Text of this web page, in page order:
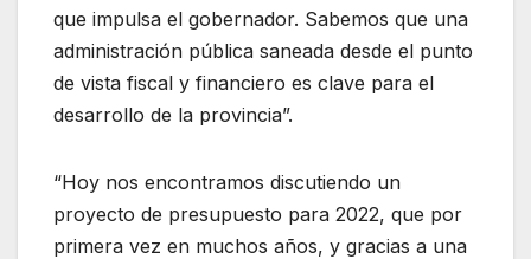
que impulsa el gobernador. Sabemos que una
administración pública saneada desde el punto
de vista fiscal y financiero es clave para el
desarrollo de la provincia”.
“Hoy nos encontramos discutiendo un
proyecto de presupuesto para 2022, que por
primera vez en muchos años, y gracias a una